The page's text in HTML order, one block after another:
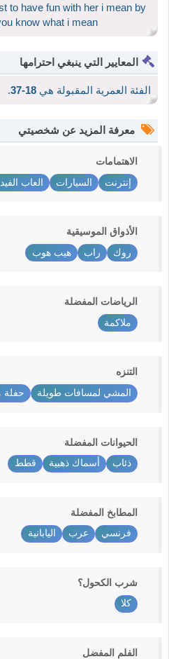
to have fun with her i mean by
know what i mean
المعايير التي ينبغي احترامها
الفئة العمرية المقبولة هي 18-37
.
معرفة المزيد عن شخصيتي
الاهتمامات
إنترنت السيارات العاب
الأذواق الموسيقية
روك راب هيب هوب
الرياضات المفضلة
ملاكمة
التنزه
المشي لمسافات طويلة حفلة
الحيوانات المفضلة
ذئاب أسماك ذهبية قطط
المطابخ المفضلة
فرنسي عرب اليابانية
شرب الكحول؟
كلا
الفلم المفضل